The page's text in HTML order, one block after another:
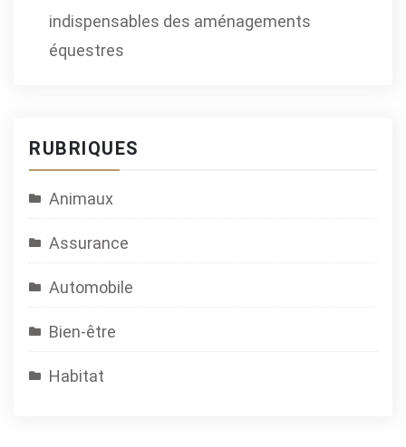
indispensables des aménagements
équestres
RUBRIQUES
Animaux
Assurance
Automobile
Bien-être
Habitat